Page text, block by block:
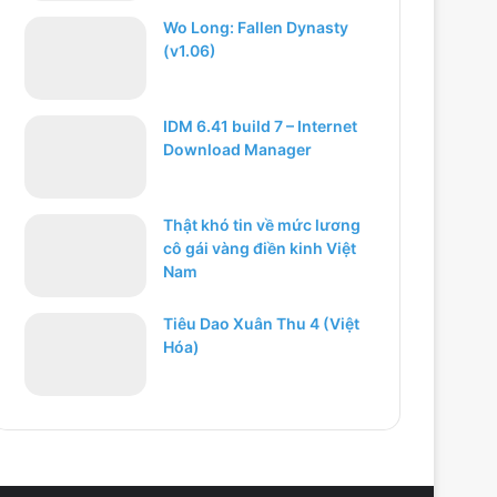
Wo Long: Fallen Dynasty
(v1.06)
IDM 6.41 build 7 – Internet
Download Manager
Thật khó tin về mức lương
cô gái vàng điền kinh Việt
Nam
Tiêu Dao Xuân Thu 4 (Việt
Hóa)